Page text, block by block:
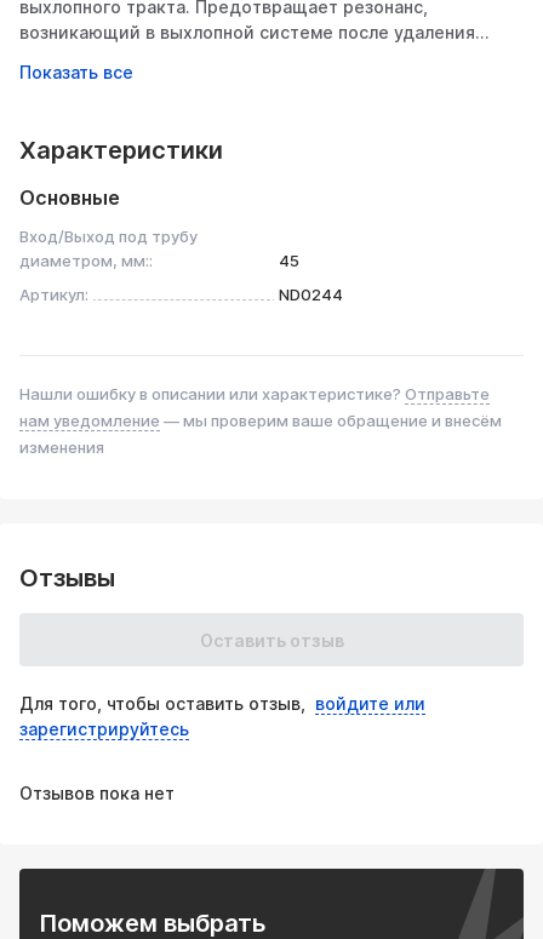
выхлопного тракта. Предотвращает резонанс,
возникающий в выхлопной системе после удаления
незаменимой частью выхлопной системы при работе со
выхлопного тракта, отличная замена вышедшему из
нейтрализатору, расположенному под днищем
автомобиля.
Устанавливается при помощи сварки сразу после
выпускного коллектора перед резонатором для лучшей
Приглашаем к сотрудничеству оптовых партнёров!
Интересует оптовая цена? Хотите приобрести большую
партию катализаторов оптом?
Характеристики
Основные
Вход/Выход под трубу
диаметром, мм::
45
Артикул:
ND0244
Нашли ошибку в описании или характеристике? Отправьте
нам уведомление — мы проверим ваше обращение и внесём
изменения
Отзывы
Оставить отзыв
Для того, чтобы оставить отзыв, войдите или
зарегистрируйтесь
Отзывов пока нет
Поможем выбрать